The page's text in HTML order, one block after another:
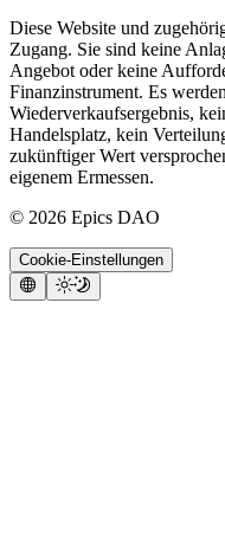
Diese Website und
Zugang. Sie sind keine
Angebot oder keine
Finanzinstrument. Es
Wiederverkaufsergebnis,
Handelsplatz, kein
zukünftiger Wert
eigenem Ermessen.
© 2026 Epics DAO
Cookie-Einstellungen